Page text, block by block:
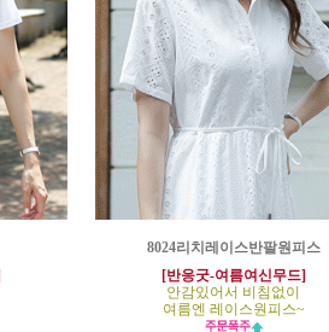
8024리치레이스반팔원피스
[반응굿-여름여신무드]
안감있어서 비침없이
여름엔 레이스원피스~